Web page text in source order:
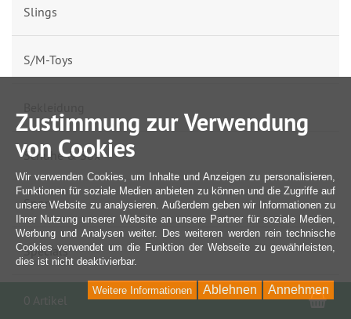
Slings
S/M-Toys
Schuhe & Sox
Sport
Specials
Pride-Artikel
Zustimmung zur Verwendung
von Cookies
Wir verwenden Cookies, um Inhalte und Anzeigen zu personalisieren,
Funktionen für soziale Medien anbieten zu können und die Zugriffe auf
unsere Website zu analysieren. Außerdem geben wir Informationen zu
Ihrer Nutzung unserer Website an unsere Partner für soziale Medien,
Werbung und Analysen weiter. Des weiteren werden rein technische
Cookies verwendet um die Funktion der Webseite zu gewährleisten,
dies ist nicht deaktivierbar.
Annehmen
Ablehnen
Weitere Informationen